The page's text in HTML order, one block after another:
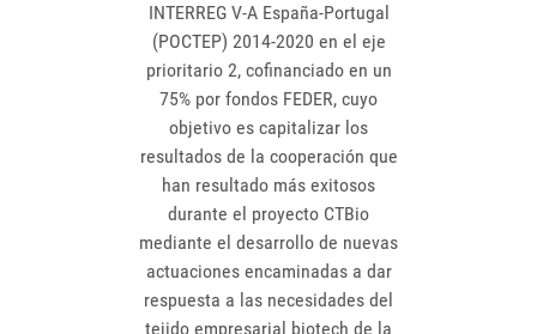
INTERREG V-A España-Portugal
(POCTEP) 2014-2020 en el eje
prioritario 2, cofinanciado en un
75% por fondos FEDER, cuyo
objetivo es capitalizar los
resultados de la cooperación que
han resultado más exitosos
durante el proyecto CTBio
mediante el desarrollo de nuevas
actuaciones encaminadas a dar
respuesta a las necesidades del
tejido empresarial biotech de la